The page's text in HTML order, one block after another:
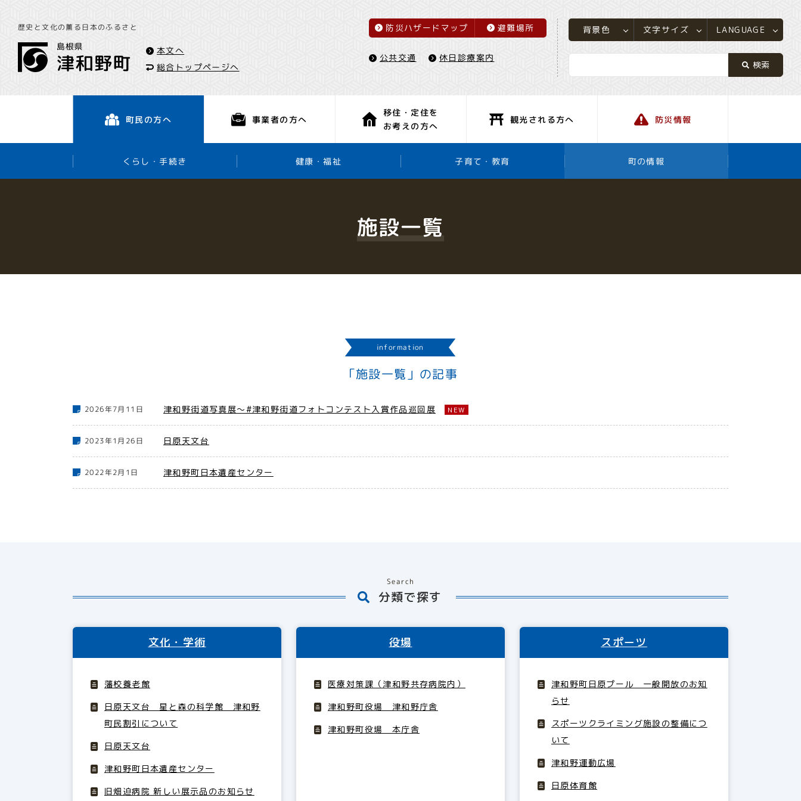
歴史と文化の薫る日本のふるさと
本文へ
総合トップページへ
防災ハザードマップ 避難場所
公共交通 休日診療案内
背景色 文字サイズ LANGUAGE
町民の方へ
くらし・手続き 健康・福祉 子育て・教育 町の情報
事業者の方へ
移住・定住を
お考えの方へ
観光される方へ 防災情報
施設一覧
information
「施設一覧」の記事
2026年7月11日 津和野街道写真展～#津和野街道フォトコンテスト入賞作品巡回展 NEW
2023年1月26日 日原天文台
2022年2月1日 津和野町日本遺産センター
Search
分類で探す
文化・学術
藩校養老館
日原天文台 星と森の科学館 津和野
町民割引について
日原天文台
津和野町日本遺産センター
旧畑迫病院 新しい展示品のお知らせ
役場
医療対策課（津和野共存病院内）
津和野町役場 津和野庁舎
津和野町役場 本庁舎
スポーツ
津和野町日原プール 一般開放のお知
らせ
スポーツクライミング施設の整備につ
いて
津和野運動広場
日原体育館